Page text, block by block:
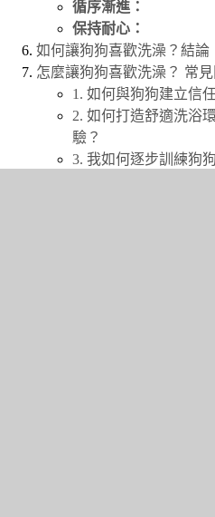
循序漸進：
保持耐心：
如何讓狗狗喜歡洗澡？結論
怎麼讓狗狗喜歡洗澡？ 常
1. 如何與狗狗建立信
2. 如何打造舒適洗浴
驗？
3. 我如何逐步訓練狗